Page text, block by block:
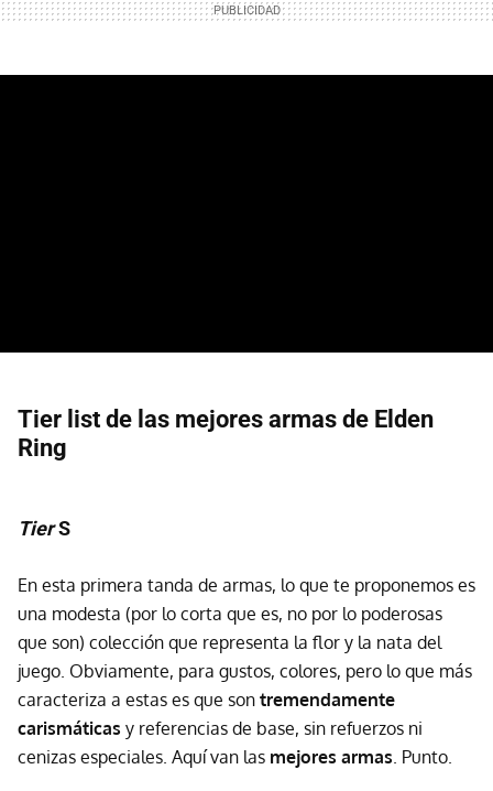
Tier list de las mejores armas de Elden
Ring
TierS
En esta primera tanda de armas, lo que te proponemos es
una modesta (por lo corta que es, no por lo poderosas
que son) colección que representa la flor y la nata del
juego. Obviamente, para gustos, colores, pero lo que más
caracteriza a estas es que son tremendamente
carismáticas y referencias de base, sin refuerzos ni
cenizas especiales. Aquí van las mejores armas . Punto.